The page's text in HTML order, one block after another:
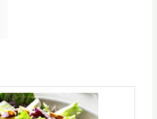
Minuten
Minuten